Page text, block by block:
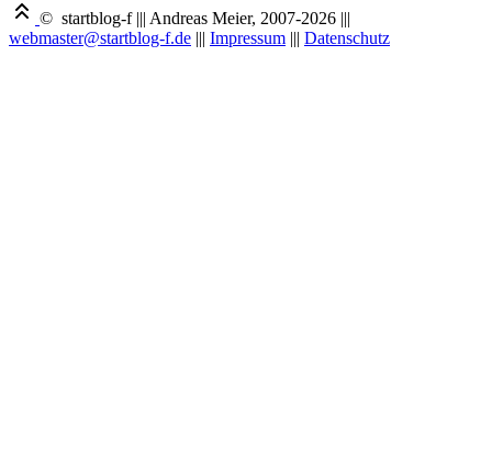
© startblog-f ||| Andreas Meier, 2007-2026 |||
webmaster@startblog-f.de ||| Impressum ||| Datenschutz